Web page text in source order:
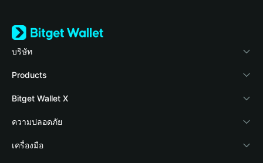
บริษัท
เกี่ยวกับ Bitget Wallet
Blog
Academy
ข่าวสารด้านคริปโต
Products
Crypto Card
Stablecoin Earn
Payfi Crypto
Bitget Wallet X
นักพัฒนา
เชื่อมต่อ Wallet
ความปลอดภัย
Protection Fund
เครื่องมือ